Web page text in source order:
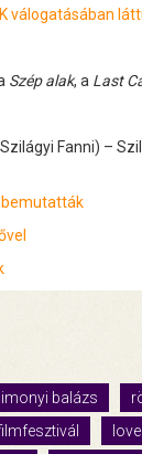
válogatásában
Szép alak, a Last
Fanni) –
bemutatták
balázs
love